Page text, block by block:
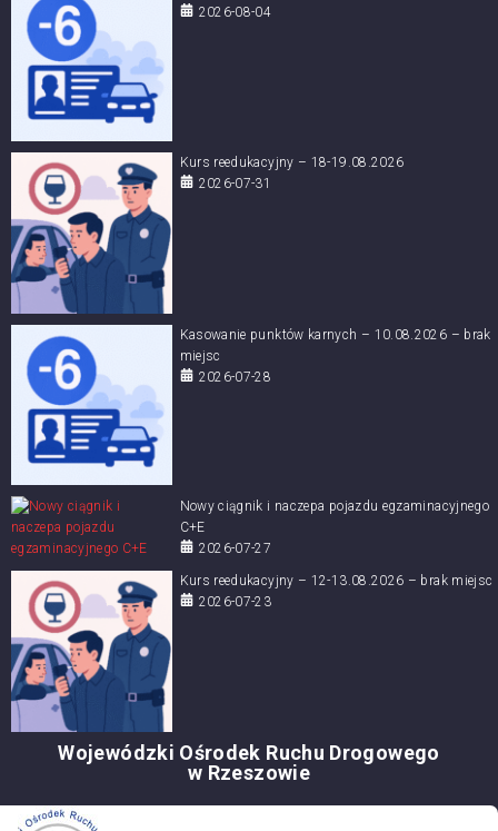
Wojewódzki Ośrodek Ruchu Drogowego
w Rzeszowie
2026-08-04
Kurs reedukacyjny – 18-19.08.2026
2026-07-31
Kasowanie punktów karnych – 10.08.2026 – brak
miejsc
2026-07-28
Nowy ciągnik i naczepa pojazdu egzaminacyjnego
C+E
2026-07-27
Kurs reedukacyjny – 12-13.08.2026 – brak miejsc
2026-07-23